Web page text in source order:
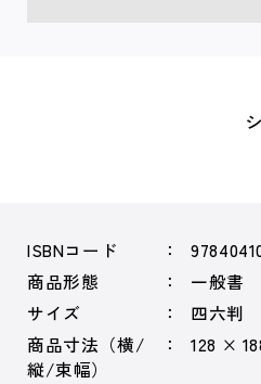
ISBNコード
商品形態
一般書
サイズ
四六判
商品寸法（横/
縦/束幅）
128 ×